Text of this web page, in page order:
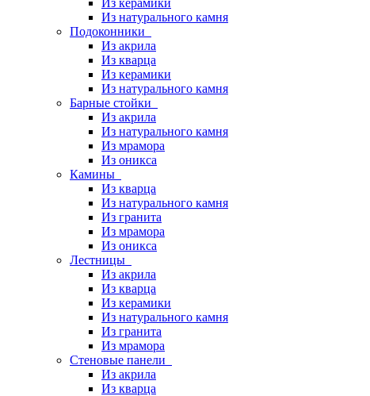
Из керамики
Из натурального камня
Подоконники
Из акрила
Из кварца
Из керамики
Из натурального камня
Барные стойки
Из акрила
Из натурального камня
Из мрамора
Из оникса
Камины
Из кварца
Из натурального камня
Из гранита
Из мрамора
Из оникса
Лестницы
Из акрила
Из кварца
Из керамики
Из натурального камня
Из гранита
Из мрамора
Стеновые панели
Из акрила
Из кварца